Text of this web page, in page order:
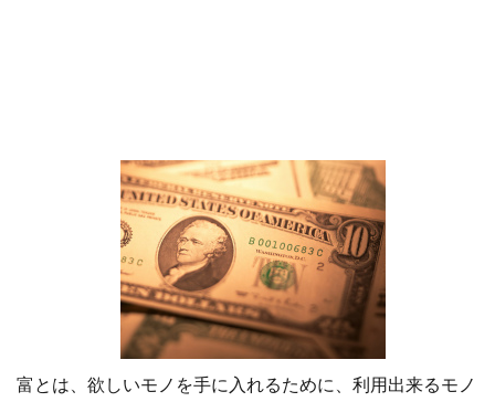
富とは、欲しいモノを手に入れるために、利用出来るモノ